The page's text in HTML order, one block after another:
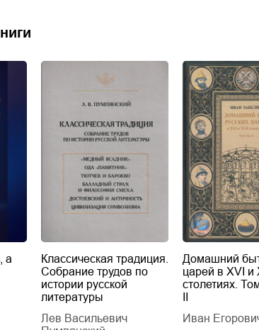
а
Классическая традиция.
Собрание трудов по
истории русской
литературы
Лев Васильевич
Домашний
царей в XVI и
столетиях.
Иван